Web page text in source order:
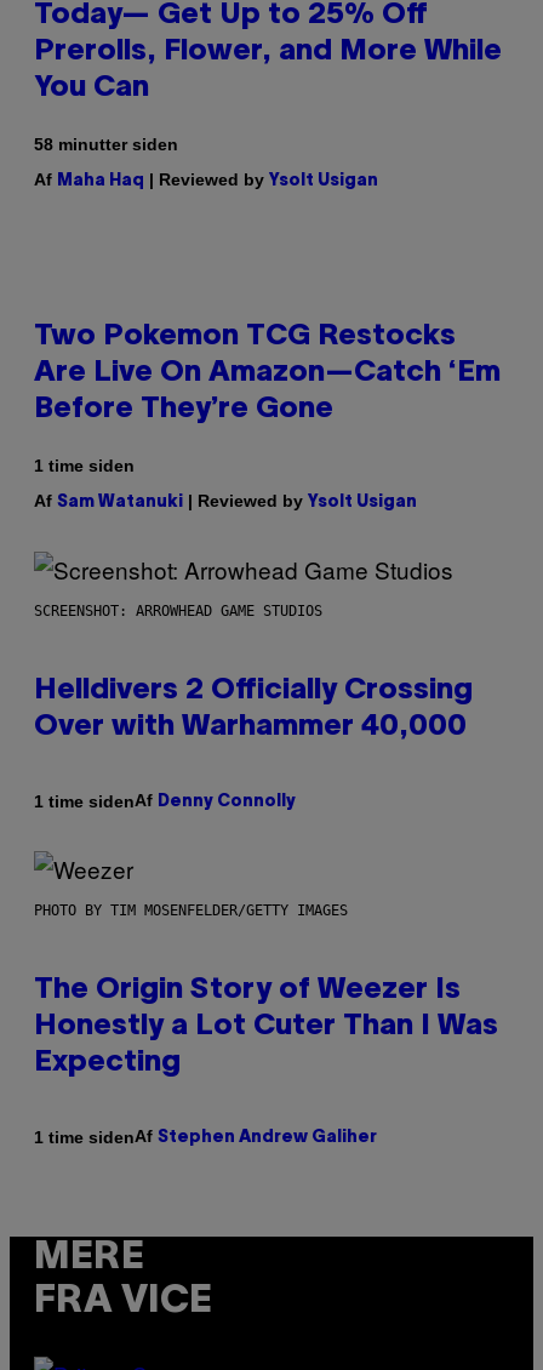
Today— Get Up to 25% Off
Prerolls, Flower, and More While
You Can
58 minutter siden
Af Maha Haq | Reviewed by Ysolt Usigan
Two Pokemon TCG Restocks
Are Live On Amazon—Catch ‘Em
Before They’re Gone
1 time siden
Af Sam Watanuki | Reviewed by Ysolt Usigan
SCREENSHOT: ARROWHEAD GAME STUDIOS
Helldivers 2 Officially Crossing
Over with Warhammer 40,000
1 time sidenAf Denny Connolly
PHOTO BY TIM MOSENFELDER/GETTY IMAGES
The Origin Story of Weezer Is
Honestly a Lot Cuter Than I Was
Expecting
1 time sidenAf Stephen Andrew Galiher
MERE
FRA VICE